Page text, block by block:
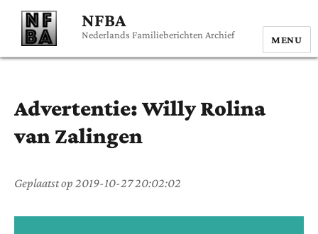
NFBA
Nederlands Familieberichten Archief MENU
Advertentie: Willy Rolina
van Zalingen
Geplaatst op 2019-10-27 20:02:02